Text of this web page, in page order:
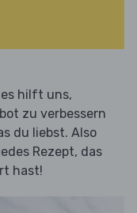
hilft uns,
zu verbessern
du liebst. Also
Rezept, das
hast!